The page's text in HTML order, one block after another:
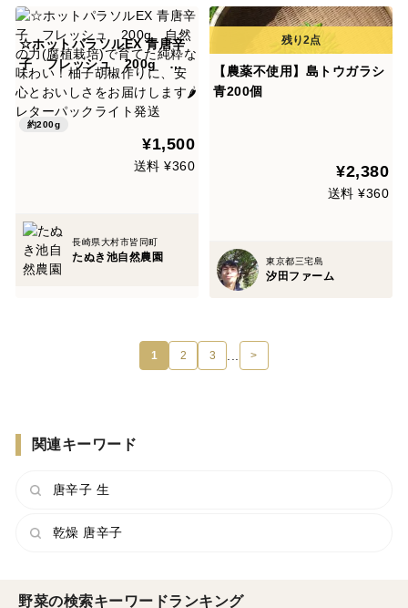
☆ホットパラソルEX 青唐辛
子 フレッシュ 200g 自
然の力(腐植栽培)で育てた純
粋な味わい！柚子胡椒作り
に、安心とおいしさをお届け
します🌶️ レターパックライト
約200g
¥1,500
送料 ¥360
長崎県大村市皆同町
たぬき池自然農園
【農薬不使用】島トウガラシ
青200個
¥2,380
送料 ¥360
東京都三宅島
汐田ファーム
1 2 3 >
関連キーワード
唐辛子 生
乾燥 唐辛子
野菜の検索キーワードランキング